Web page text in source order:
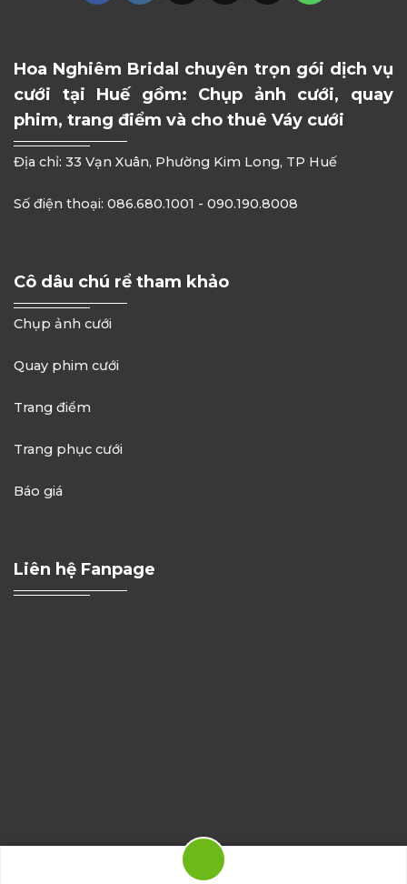
Hoa Nghiêm Bridal chuyên trọn gói dịch vụ
cưới tại Huế gồm: Chụp ảnh cưới, quay
phim, trang điểm và cho thuê Váy cưới
Địa chỉ: 33 Vạn Xuân, Phường Kim Long, TP Huế
Số điện thoại: 086.680.1001 - 090.190.8008
Cô dâu chú rể tham khảo
Chụp ảnh cưới
Quay phim cưới
Trang điểm
Trang phục cưới
Báo giá
Liên hệ Fanpage
Copyright 2026 ©Hoa Nghiêm Bridal